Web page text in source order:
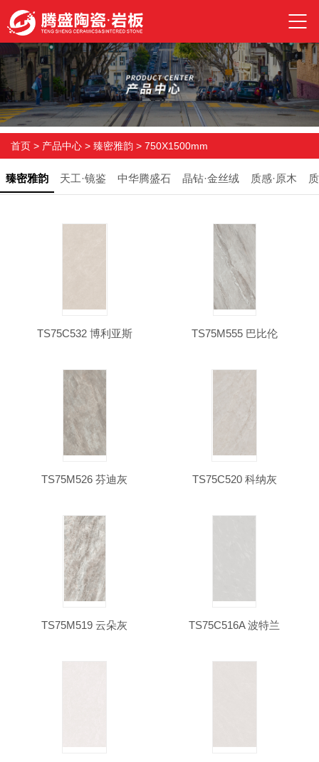
首页 > 产品中心 > 臻密雅韵 > 750X1500mm
臻密雅韵 天工·镜鉴 中华腾盛石 晶钻·金丝绒 质感·原木
TS75C532 博利亚斯 TS75M555 巴比伦
TS75M526 芬迪灰 TS75C520 科纳灰
TS75M519 云朵灰 TS75C516A 波特兰